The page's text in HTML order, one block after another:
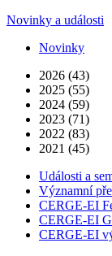
Novinky a události
Novinky
2026 (43)
2025 (55)
2024 (59)
2023 (71)
2022 (83)
2021 (45)
Události a
Významní
CERGE-EI
CERGE-EI
CERGE-EI